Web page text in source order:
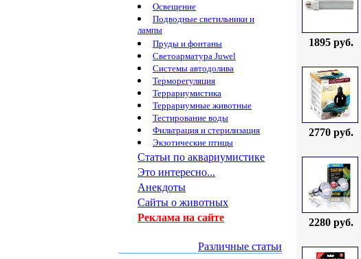
Освещение
Подводные светильники и
лампы
Пруды и фонтаны
Светоарматура Juwel
Системы автодолива
Терморегуляция
Террариумистика
Террариумные животные
Тестирование воды
Фильтрация и стерилизация
Экзотические птицы
Статьи по аквариумистике
Это интересно...
Анекдоты
Сайты о животных
Реклама на сайте
Различные статьи
1895 руб.
2770 руб.
2280 руб.